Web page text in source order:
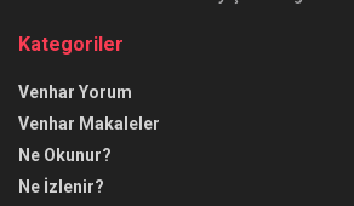
Kategoriler
Venhar Yorum
Venhar Makaleler
Ne Okunur?
Ne İzlenir?